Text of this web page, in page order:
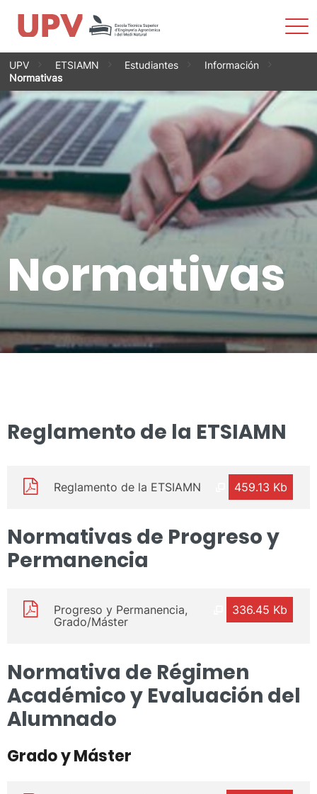
Saltar
contenido
UPV ETSIAMN Estudiantes
Información
Normativas
Normativas
Reglamento de la ETSIAMN
459.13 Kb
Reglamento de la ETSIAMN
Normativas de Progreso y
Permanencia
336.45 Kb
Progreso y Permanencia,
Grado/Máster
Normativa de Régimen
Académico y Evaluación del
Alumnado
Grado y Máster